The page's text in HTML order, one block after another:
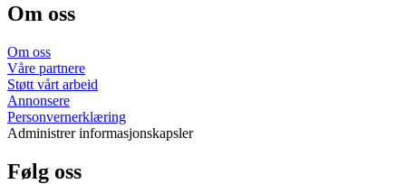
Om oss
Om oss
Våre partnere
Støtt vårt arbeid
Annonsere
Personvernerklæring
Administrer informasjonskapsler
Følg oss